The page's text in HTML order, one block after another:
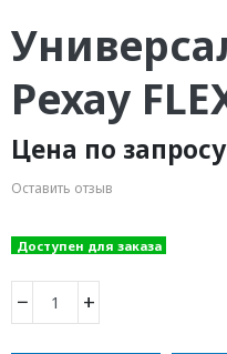
Рехау
Цена по запросу
Оставить отзыв
Доступен для заказа
− +